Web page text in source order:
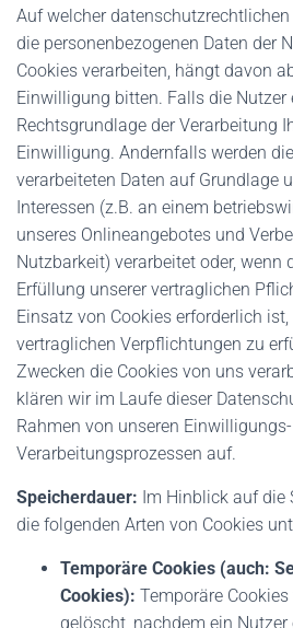
Auf welcher
die personenbezogenen Daten der
Cookies verarbeiten, hängt davon
Einwilligung bitten. Falls die
Rechtsgrundlage der Verarbeitung
Einwilligung. Andernfalls werden
verarbeiteten Daten auf Grundlage
Interessen (z.B. an einem
unseres Onlineangebotes und
Nutzbarkeit) verarbeitet oder, wenn
Erfüllung unserer vertraglichen
Einsatz von Cookies erforderlich
vertraglichen Verpflichtungen zu
Zwecken die Cookies von uns
klären wir im Laufe dieser
Rahmen von unseren
Verarbeitungsprozessen auf.
Speicherdauer: Im Hinblick auf die
die folgenden Arten von Cookies
Temporäre Cookies (auch:
Cookies): Temporäre
gelöscht, nachdem ein